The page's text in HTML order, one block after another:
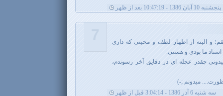
پنجشنبه 10 آبان 1386 - 10:47:19 بعد از ظهر
و البته از اظهار لطف و محبتی که داری
ما بودی و هستی.
چقدر عجله ای در دقایق آخر رسوندم،
میدونم ;-)
سه شنبه 6 آذر 1386 - 3:04:14 قبل از ظهر